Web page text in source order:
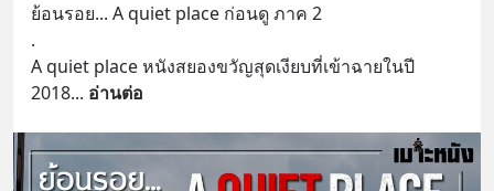
ย้อนรอย... A quiet place ก่อนดู ภาค 2
.
A quiet place หนังสยองขวัญสุดเงียบที่เข้าฉายในปี
2018... อ่านต่อ